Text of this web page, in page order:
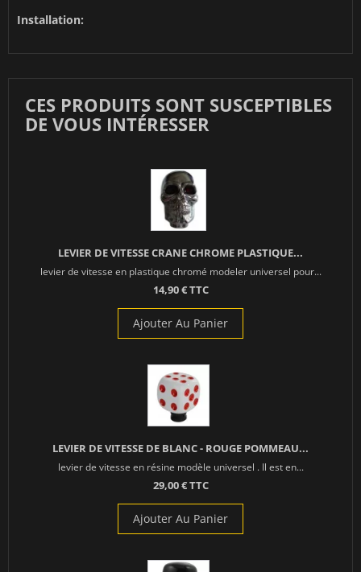
Installation:
CES PRODUITS SONT SUSCEPTIBLES
DE VOUS INTÉRESSER
LEVIER DE VITESSE CRANE CHROME PLASTIQUE...
levier de vitesse en plastique chromé modeler universel pour...
14,90 € TTC
Ajouter Au Panier
LEVIER DE VITESSE DE BLANC - ROUGE POMMEAU...
levier de vitesse en résine modèle universel . Il est en...
29,00 € TTC
Ajouter Au Panier